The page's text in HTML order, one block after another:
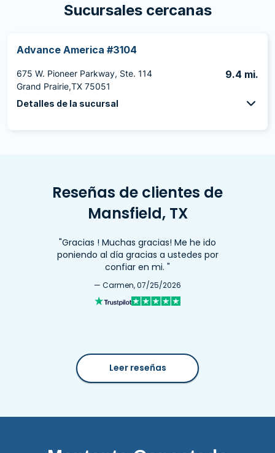
Sucursales cercanas
Advance America #3104
675 W. Pioneer Parkway, Ste. 114
Grand Prairie,TX 75051
9.4 mi.
Detalles de la sucursal
Reseñas de clientes de
Mansfield, TX
"Gracias ! Muchas gracias! Me he ido
poniendo al día gracias a ustedes por
confiar en mi. "
— Carmen, 07/25/2026
Leer reseñas